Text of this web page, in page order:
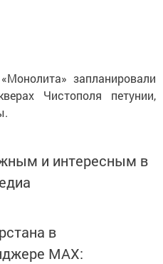
запланировали
Чистополя петунии,
и интересным в
в
MАХ: